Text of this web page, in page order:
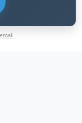
email